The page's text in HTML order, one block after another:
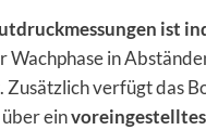
ist
in
verfügt das
ein